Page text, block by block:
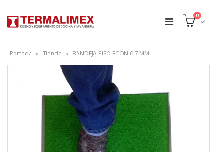
0
Portada » Tienda » BANDEJA PISO ECON 0.7 MM